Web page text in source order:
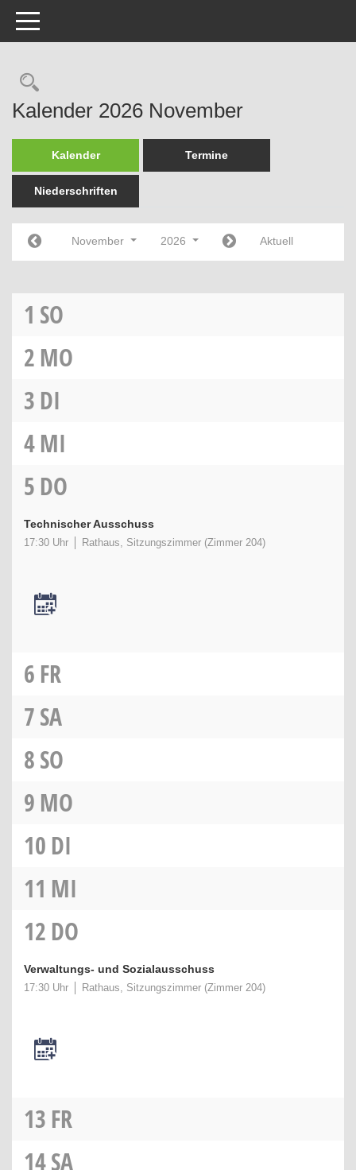
Toggle navigation
Rechercheauswahl
Kalender 2026 November
Kalender Termine
Niederschriften
November 2026 Aktuell
1 SO
2 MO
3 DI
4MI
5 DO
Technischer Ausschuss
17:30 Uhr Rathaus, Sitzungszimmer (Zimmer 204)
6 FR
7SA
8SO
9 MO
10 DI
11 MI
12 DO
Verwaltungs- und Sozialausschuss
17:30 Uhr Rathaus, Sitzungszimmer (Zimmer 204)
13 FR
14SA